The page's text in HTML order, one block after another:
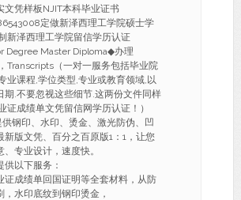
文凭样板NJIT本科毕业证书
定做新泽西理工学院硕士学
新泽西理工学院留信学历认证
Degree Master Diploma◆办理
Transcripts（一对一服务包括毕业院
业课程,学位类型,专业或教育领域,以
期.不要忽视这些细节.这两份文件同样
证成绩单文凭留信网学历认证！）
钢印、水印、烫金、激光防伪、凹
新版文凭、百分之百原版1：1，让您
、专业设计，速度快。
供以下服务：
证成绩单回国证明等全套材料，从防
，水印底纹到钢印烫金，